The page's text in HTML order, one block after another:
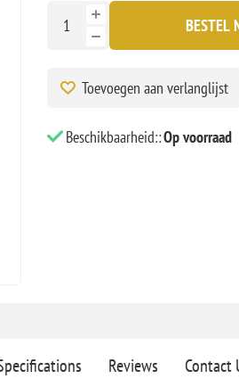
BESTEL
Toevoegen aan verlanglijst
Beschikbaarheid::Op voorraad
Reviews Contact